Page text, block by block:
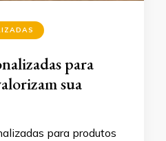
para
sua
para produtos